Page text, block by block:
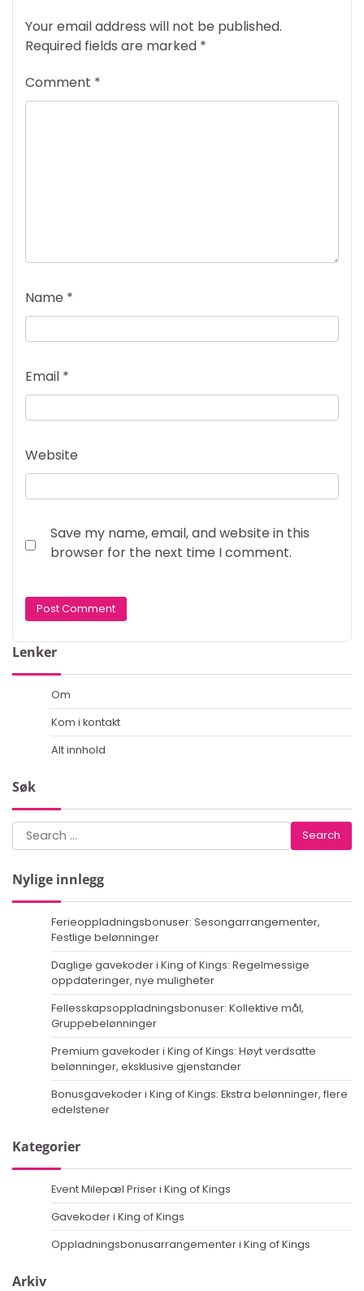
Your email address will not be published.
Required fields are marked *
Comment *
Name *
Email *
Website
Save my name, email, and website in this
browser for the next time I comment.
Lenker
Om
Kom i kontakt
Alt innhold
Søk
Search
for:
Nylige innlegg
Ferieoppladningsbonuser: Sesongarrangementer,
Festlige belønninger
Daglige gavekoder i King of Kings: Regelmessige
oppdateringer, nye muligheter
Fellesskapsoppladningsbonuser: Kollektive mål,
Gruppebelønninger
Premium gavekoder i King of Kings: Høyt verdsatte
belønninger, eksklusive gjenstander
Bonusgavekoder i King of Kings: Ekstra belønninger, flere
edelstener
Kategorier
Event Milepæl Priser i King of Kings
Gavekoder i King of Kings
Oppladningsbonusarrangementer i King of Kings
Arkiv